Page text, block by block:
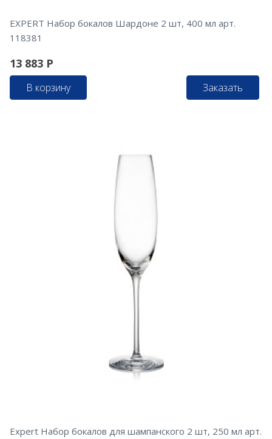
EXPERT Набор бокалов Шардоне 2 шт, 400 мл арт.
118381
13 883 Р
В корзину Заказать
Expert Набор бокалов для шампанского 2 шт, 250 мл арт.